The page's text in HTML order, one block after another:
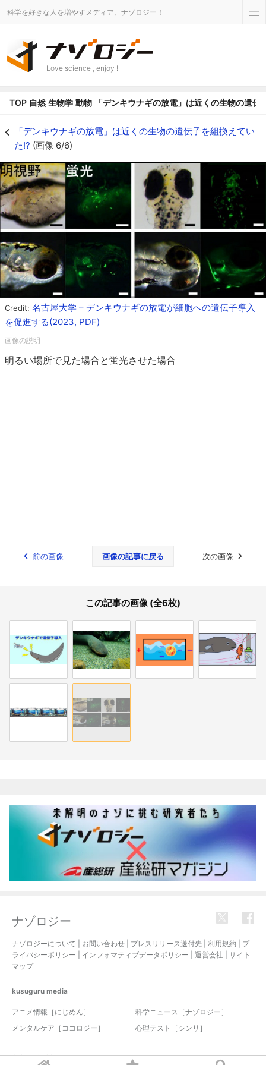
科学を好きな人を増やすメディア、ナゾロジー！
Love science , enjoy !
TOP 自然 生物学 動物 「デンキウナギの放電」は近くの生物の遺伝
「デンキウナギの放電」は近くの生物の遺伝子を組換えてい
た!? (画像 6/6)
Credit: 名古屋大学 – デンキウナギの放電が細胞への遺伝子導入
を促進する(2023, PDF)
明るい場所で見た場合と蛍光させた場合
前の画像 画像の記事に戻る 次の画像
この記事の画像 (全6枚)
ナゾロジー
ナゾロジーについて お問い合わせ プレスリリース送付先 利用規約
プ
ライバシーポリシー
インフォマティブデータポリシー 運営会社
サイト
マップ
kusuguru media
アニメ情報［にじめん］
科学ニュース［ナゾロジー］
メンタルケア［ココロジー］
心理テスト［シンリ］
© 2017-2026 nazology. all rights reserved.